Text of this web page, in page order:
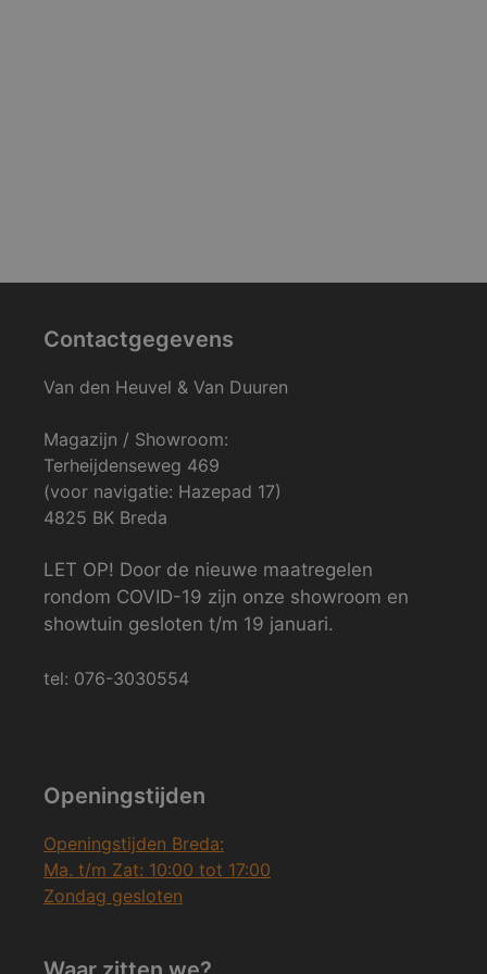
Contactgegevens
Van den Heuvel & Van Duuren
Magazijn / Showroom:
Terheijdenseweg 469
(voor navigatie: Hazepad 17)
4825 BK Breda
LET OP! Door de nieuwe maatregelen
rondom COVID-19 zijn onze showroom en
showtuin gesloten t/m 19 januari.
tel: 076-3030554
Openingstijden
Openingstijden Breda:
Ma. t/m Zat: 10:00 tot 17:00
Zondag gesloten